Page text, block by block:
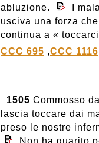
abluzione.
I
usciva una forza
continua a «
CCC 695 ,CCC 1116
1505 Commosso
lascia toccare dai
preso le nostre
Non ha guarito